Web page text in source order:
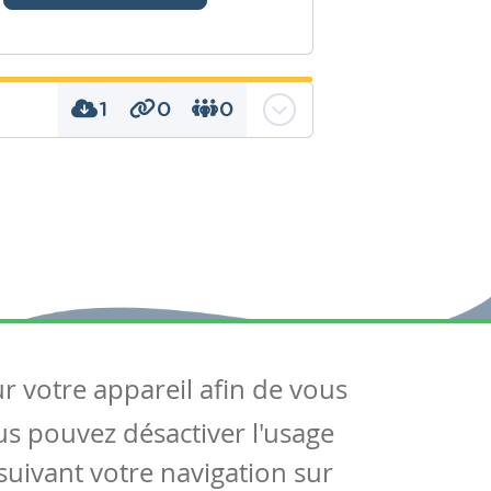
1 0 0
polluants,
nous
nous
scolaire
votre appareil afin de vous
pouvez désactiver l'usage
votre navigation sur